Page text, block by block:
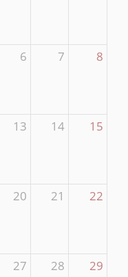
6 7 8
13 14 15
20 21 22
27 28 29